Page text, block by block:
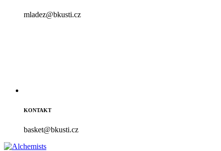
mladez@bkusti.cz
KONTAKT
basket@bkusti.cz